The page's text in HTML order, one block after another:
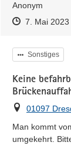
Anonym
Zeitpunkt
Zeitpunkt
7. Mai 2023
Kategorie
Sonstiges
Keine
Ort
01097
Man kommt
umgekehrt.